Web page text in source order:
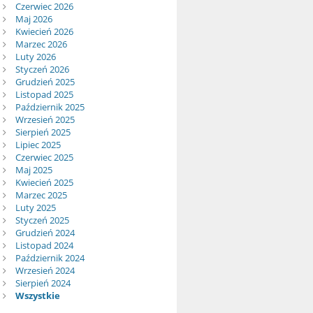
Czerwiec 2026
Maj 2026
Kwiecień 2026
Marzec 2026
Luty 2026
Styczeń 2026
Grudzień 2025
Listopad 2025
Październik 2025
Wrzesień 2025
Sierpień 2025
Lipiec 2025
Czerwiec 2025
Maj 2025
Kwiecień 2025
Marzec 2025
Luty 2025
Styczeń 2025
Grudzień 2024
Listopad 2024
Październik 2024
Wrzesień 2024
Sierpień 2024
Wszystkie